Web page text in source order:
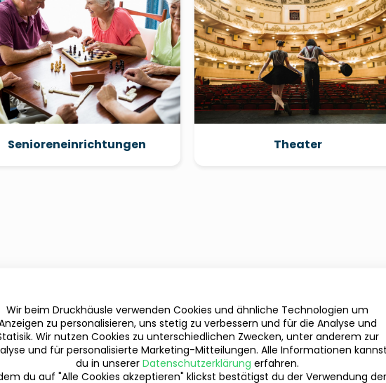
Senioreneinrichtungen Theater
Wir beim Druckhäusle verwenden Cookies und ähnliche Technologien um
zu personalisieren, uns stetig zu verbessern und für die Analyse und
Wir nutzen Cookies zu unterschiedlichen Zwecken, unter anderem zur
und für personalisierte Marketing-Mitteilungen. Alle Informationen kannst
du in unserer Datenschutzerklärung erfahren.
du auf "Alle Cookies akzeptieren" klickst bestätigst du der Verwendung der